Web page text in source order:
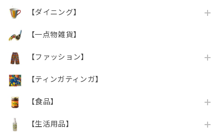
【ダイニング】
【一点物雑貨】
【ファッション】
【ティンガティンガ】
【食品】
【生活用品】